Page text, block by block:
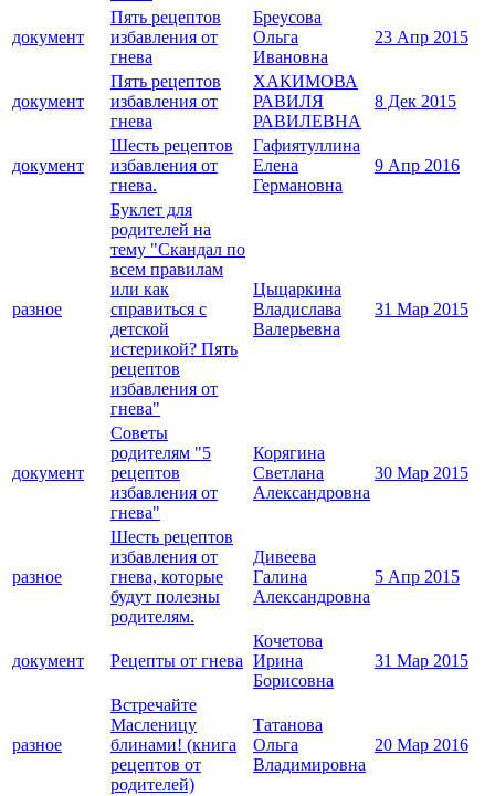
документ
Пять рецептов
избавления от
гнева
Бреусова
Ольга
Ивановна
23 Апр 2015
документ
Пять рецептов
избавления от
гнева
ХАКИМОВА
РАВИЛЯ
РАВИЛЕВНА
8 Дек 2015
документ
Шесть рецептов
избавления от
гнева.
Гафиятуллина
Елена
Германовна
9 Апр 2016
разное
Буклет для
родителей на
тему "Скандал по
всем правилам
или как
справиться с
детской
истерикой? Пять
рецептов
избавления от
гнева"
Цыцаркина
Владислава
Валерьевна
31 Мар 2015
документ
Советы
родителям "5
рецептов
избавления от
гнева"
Корягина
Светлана
Александровна
30 Мар 2015
разное
Шесть рецептов
избавления от
гнева, которые
будут полезны
родителям.
Дивеева
Галина
Александровна
5 Апр 2015
документ Рецепты от гнева
Кочетова
Ирина
Борисовна
31 Мар 2015
разное
Встречайте
Масленицу
блинами! (книга
рецептов от
родителей)
Татанова
Ольга
Владимировна
20 Мар 2016